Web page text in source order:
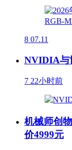
8 07.11
NVIDIA与
7 22小时前
机械师创
价4999元